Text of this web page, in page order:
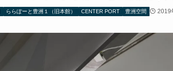
ららぽーと豊洲１（旧本館） CENTER PORT 豊洲空間 2019